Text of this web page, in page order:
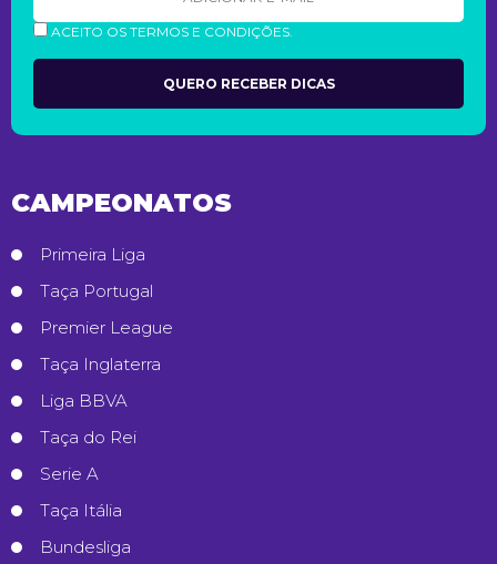
ACEITO OS TERMOS E CONDIÇÕES.
CAMPEONATOS
Primeira Liga
Taça Portugal
Premier League
Taça Inglaterra
Liga BBVA
Taça do Rei
Serie A
Taça Itália
Bundesliga